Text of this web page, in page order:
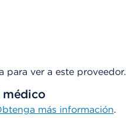
para ver a este proveedor.
médico
más información.